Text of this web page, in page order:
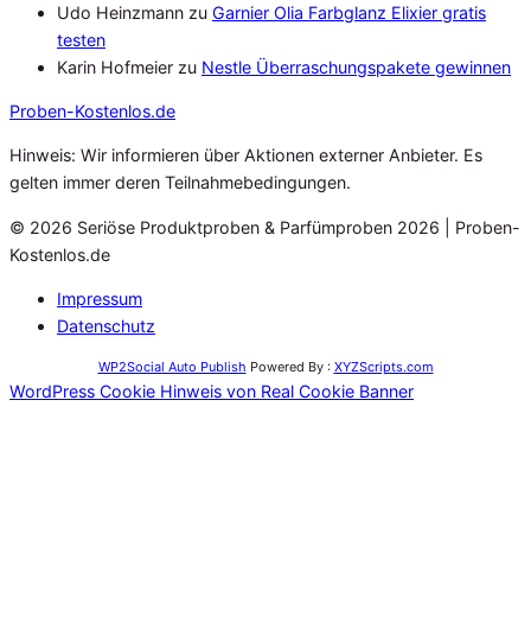
Udo Heinzmann zu Garnier Olia Farbglanz Elixier gratis
testen
Karin Hofmeier zu Nestle Überraschungspakete gewinnen
Proben-Kostenlos.de
Hinweis: Wir informieren über Aktionen externer Anbieter. Es
gelten immer deren Teilnahmebedingungen.
© 2026 Seriöse Produktproben & Parfümproben 2026 | Proben-
Kostenlos.de
Impressum
Datenschutz
WP2Social Auto Publish Powered By : XYZScripts.com
WordPress Cookie Hinweis von Real Cookie Banner